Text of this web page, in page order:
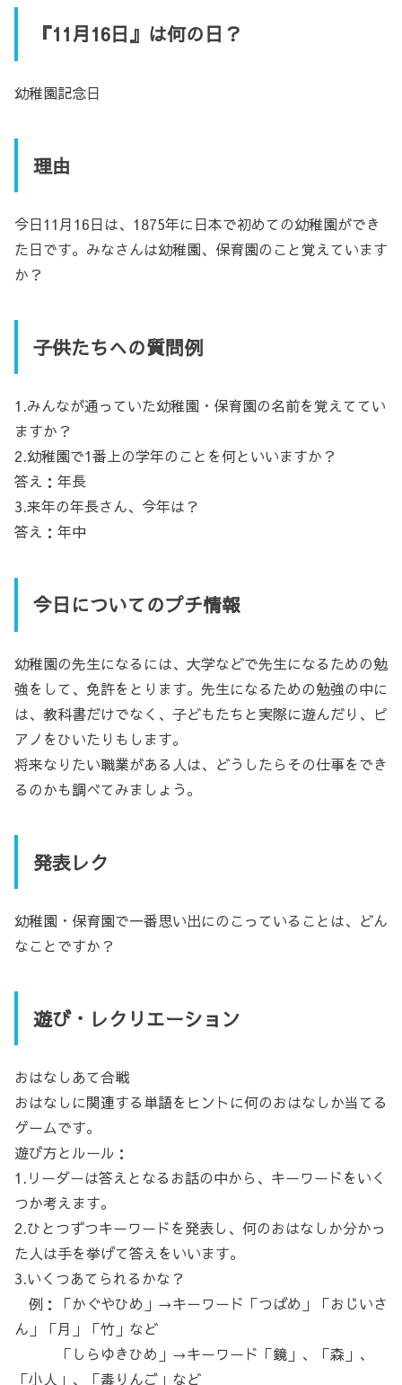
『11月16日』は何の日？
幼稚園記念日
理由
今日11月16日は、1875年に日本で初めての幼稚園ができ
た日です。みなさんは幼稚園、保育園のこと覚えています
か？
子供たちへの質問例
1.みんなが通っていた幼稚園・保育園の名前を覚えててい
ますか？
2.幼稚園で1番上の学年のことを何といいますか？
答え：年長
3.来年の年長さん、今年は？
答え：年中
今日についてのプチ情報
幼稚園の先生になるには、大学などで先生になるための勉
強をして、免許をとります。先生になるための勉強の中に
は、教科書だけでなく、子どもたちと実際に遊んだり、ピ
アノをひいたりもします。
将来なりたい職業がある人は、どうしたらその仕事をでき
るのかも調べてみましょう。
発表レク
幼稚園・保育園で一番思い出にのこっていることは、どん
なことですか？
遊び・レクリエーション
おはなしあて合戦
おはなしに関連する単語をヒントに何のおはなしか当てる
ゲームです。
遊び方とルール：
1.リーダーは答えとなるお話の中から、キーワードをいく
つか考えます。
2.ひとつずつキーワードを発表し、何のおはなしか分かっ
た人は手を挙げて答えをいいます。
3.いくつあてられるかな？
例：「かぐやひめ」→キーワード「つばめ」「おじいさ
ん」「月」「竹」など
「しらゆきひめ」→キーワード「鏡」、「森」、
「小人」、「毒りんご」など